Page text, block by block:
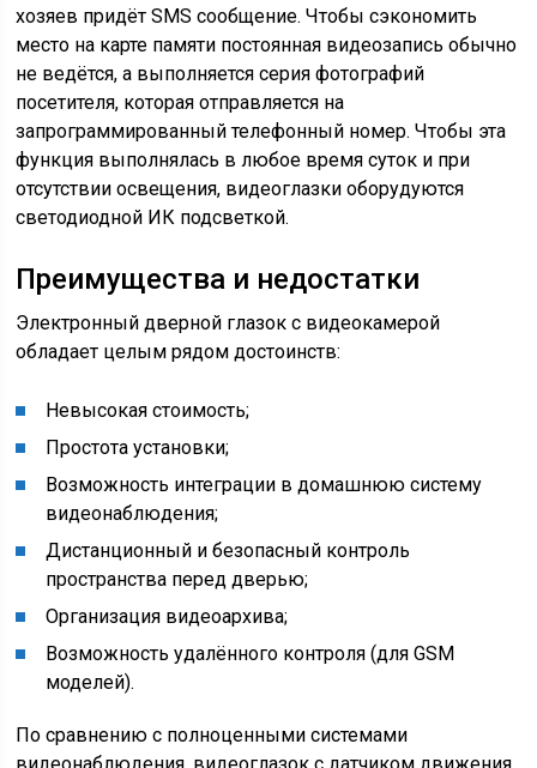
хозяев придёт SMS сообщение. Чтобы сэкономить
место на карте памяти постоянная видеозапись обычно
не ведётся, а выполняется серия фотографий
посетителя, которая отправляется на
запрограммированный телефонный номер. Чтобы эта
функция выполнялась в любое время суток и при
отсутствии освещения, видеоглазки оборудуются
светодиодной ИК подсветкой.
Преимущества и недостатки
Электронный дверной глазок с видеокамерой
обладает целым рядом достоинств:
Невысокая стоимость;
Простота установки;
Возможность интеграции в домашнюю систему
видеонаблюдения;
Дистанционный и безопасный контроль
пространства перед дверью;
Организация видеоархива;
Возможность удалённого контроля (для GSM
моделей).
По сравнению с полноценными системами